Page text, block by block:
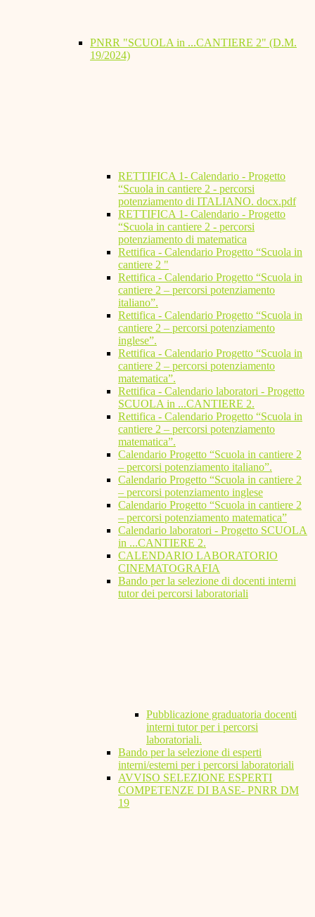
PNRR "SCUOLA in ...CANTIERE 2" (D.M.
19/2024)
RETTIFICA 1- Calendario - Progetto
“Scuola in cantiere 2 - percorsi
potenziamento di ITALIANO. docx.pdf
RETTIFICA 1- Calendario - Progetto
“Scuola in cantiere 2 - percorsi
potenziamento di matematica
Rettifica - Calendario Progetto “Scuola in
cantiere 2 "
Rettifica - Calendario Progetto “Scuola in
cantiere 2 – percorsi potenziamento
italiano”.
Rettifica - Calendario Progetto “Scuola in
cantiere 2 – percorsi potenziamento
inglese”.
Rettifica - Calendario Progetto “Scuola in
cantiere 2 – percorsi potenziamento
matematica”.
Rettifica - Calendario laboratori - Progetto
SCUOLA in ...CANTIERE 2.
Rettifica - Calendario Progetto “Scuola in
cantiere 2 – percorsi potenziamento
matematica”.
Calendario Progetto “Scuola in cantiere 2
– percorsi potenziamento italiano”.
Calendario Progetto “Scuola in cantiere 2
– percorsi potenziamento inglese
Calendario Progetto “Scuola in cantiere 2
– percorsi potenziamento matematica”
Calendario laboratori - Progetto SCUOLA
in ...CANTIERE 2.
CALENDARIO LABORATORIO
CINEMATOGRAFIA
Bando per la selezione di docenti interni
tutor dei percorsi laboratoriali
Pubblicazione graduatoria docenti
interni tutor per i percorsi
laboratoriali.
Bando per la selezione di esperti
interni/esterni per i percorsi laboratoriali
AVVISO SELEZIONE ESPERTI
COMPETENZE DI BASE- PNRR DM
19